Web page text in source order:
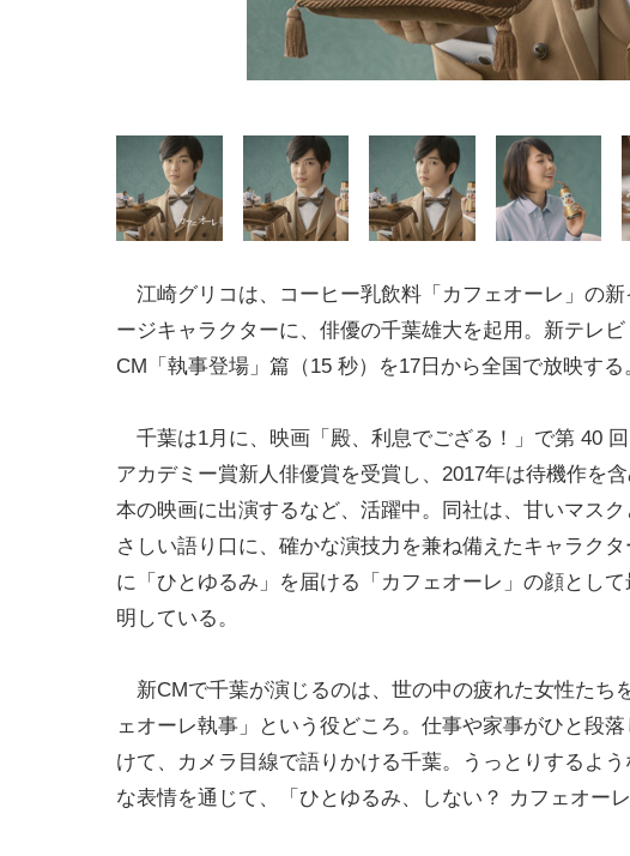
江崎グリコは、コーヒー乳飲料「カフェオーレ」の新
ージキャラクターに、俳優の千葉雄大を起用。新テレビ
CM「執事登場」篇（15 秒）を17日から全国で放映する
千葉は1月に、映画「殿、利息でござる！」で第 40
アカデミー賞新人俳優賞を受賞し、2017年は待機作を
本の映画に出演するなど、活躍中。同社は、甘いマスク
さしい語り口に、確かな演技力を兼ね備えたキャラク
に「ひとゆるみ」を届ける「カフェオーレ」の顔とし
明している。
新CMで千葉が演じるのは、世の中の疲れた女性たち
ェオーレ執事」という役どころ。仕事や家事がひと段
けて、カメラ目線で語りかける千葉。うっとりするよ
な表情を通じて、「ひとゆるみ、しない？ カフェオー